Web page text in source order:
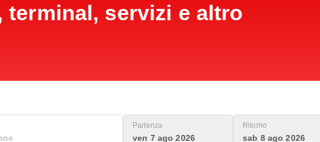
terminal, servizi e altro
Partenza
ven 7 ago 2026
Ritorno
sab 8 ago 2026